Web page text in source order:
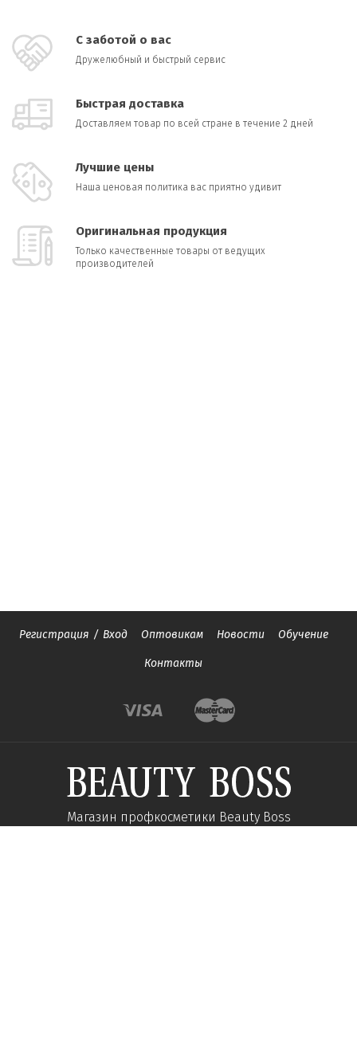
С заботой о вас
Дружелюбный и быстрый сервис
Быстрая доставка
Доставляем товар по всей стране в течение 2 дней
Лучшие цены
Наша ценовая политика вас приятно удивит
Оригинальная продукция
Только качественные товары от ведущих
производителей
Регистрация / Вход Оптовикам Новости Обучение
Контакты
Магазин профкосметики Beauty Boss